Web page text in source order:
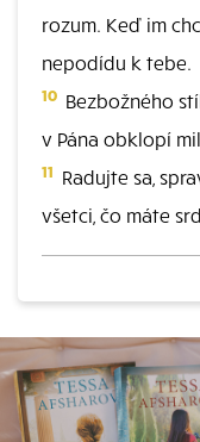
rozum. Keď im
nepodídu k tebe.
10 Bezbožného
v Pána obklopí
11 Radujte sa,
všetci, čo máte